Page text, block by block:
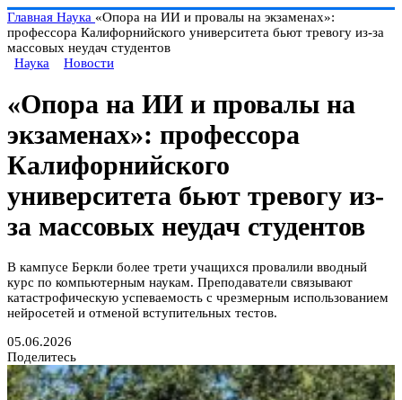
Главная Наука «Опора на ИИ и провалы на экзаменах»:
профессора Калифорнийского университета бьют тревогу из-за
массовых неудач студентов
Наука
Новости
«Опора на ИИ и провалы на
экзаменах»: профессора
Калифорнийского
университета бьют тревогу из-
за массовых неудач студентов
В кампусе Беркли более трети учащихся провалили вводный
курс по компьютерным наукам. Преподаватели связывают
катастрофическую успеваемость с чрезмерным использованием
нейросетей и отменой вступительных тестов.
05.06.2026
Поделитесь